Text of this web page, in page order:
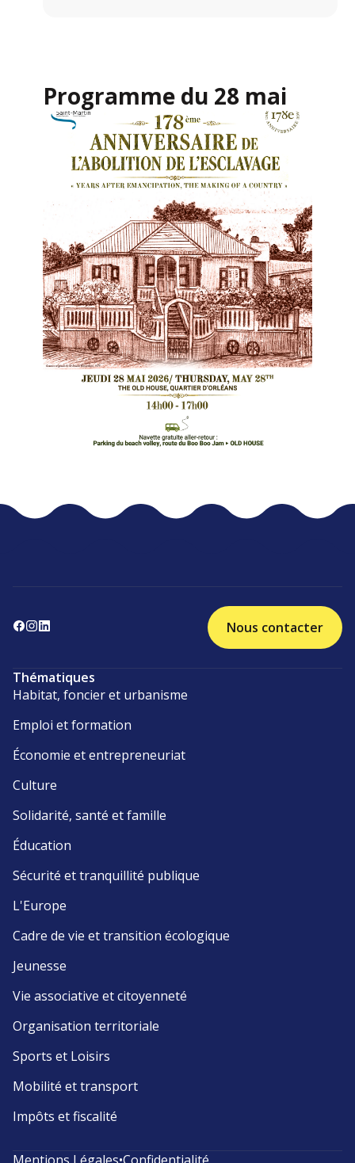
Programme du 28 mai
Nous contacter
Thématiques
Habitat, foncier et urbanisme
Emploi et formation
Économie et entrepreneuriat
Culture
Solidarité, santé et famille
Éducation
Sécurité et tranquillité publique
L'Europe
Cadre de vie et transition écologique
Jeunesse
Vie associative et citoyenneté
Organisation territoriale
Sports et Loisirs
Mobilité et transport
Impôts et fiscalité